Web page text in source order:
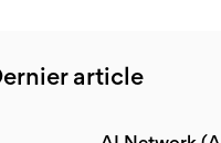
article